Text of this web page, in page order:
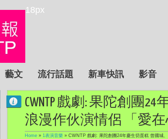
18px
藝文 流行話題 新車快訊 影音
CWNTP 戲劇: 果陀創團
浪漫作伙演情侶 「愛在
Home » 1表演音樂 » CWNTP 戲劇: 果陀創團24年慶生切蛋糕 曾國城